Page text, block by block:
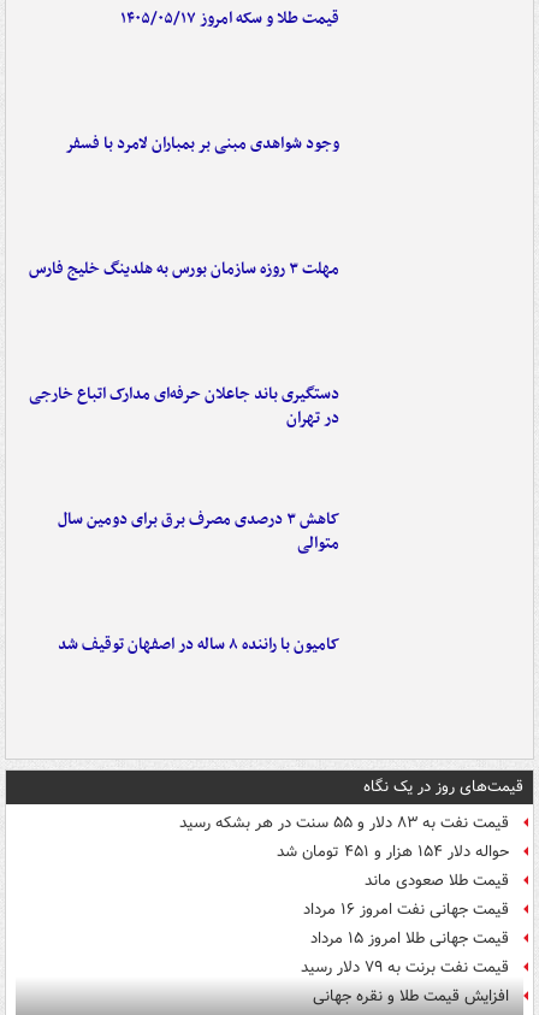
قیمت طلا و سکه امروز ۱۴۰۵/۰۵/۱۷
وجود شواهدی مبنی بر بمباران لامرد با فسفر
مهلت ۳ روزه سازمان بورس به هلدینگ خلیج فارس
دستگیری باند جاعلان حرفه‌ای مدارک اتباع خارجی
در تهران
کاهش ۳ درصدی مصرف برق برای دومین سال
متوالی
کامیون با راننده ۸ ساله در اصفهان توقیف شد
قیمت‌های روز در یک نگاه
قیمت نفت به ۸۳ دلار و ۵۵ سنت در هر بشکه رسید
حواله دلار ۱۵۴ هزار و ۴۵۱ تومان شد
قیمت طلا صعودی ماند
قیمت جهانی نفت امروز ۱۶ مرداد
قیمت جهانی طلا امروز ۱۵ مرداد
قیمت نفت برنت به ۷۹ دلار رسید
افزایش قیمت طلا و نقره جهانی